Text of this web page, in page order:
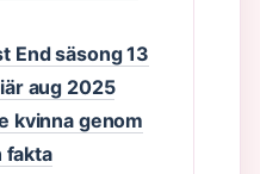
End säsong 13
aug 2025
kvinna genom
fakta